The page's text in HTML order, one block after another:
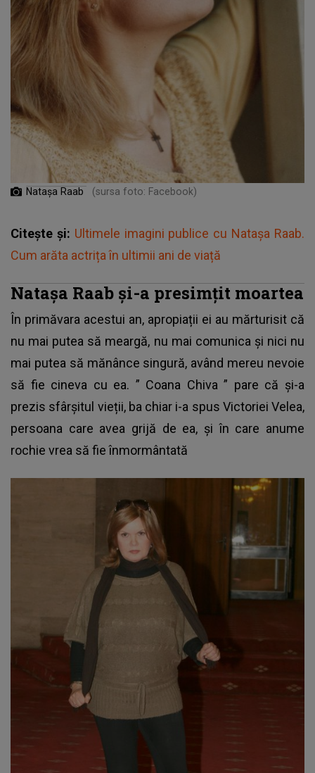
Natașa Raab (sursa foto: Facebook)
Citește și: Ultimele imagini publice cu Natașa Raab.
Cum arăta actrița în ultimii ani de viață
Natașa Raab și-a presimțit moartea
În primăvara acestui an, apropiații ei au mărturisit că
nu mai putea să meargă, nu mai comunica și nici nu
mai putea să mănânce singură, având mereu nevoie
să fie cineva cu ea. ” Coana Chiva ” pare că și-a
prezis sfârșitul vieții, ba chiar i-a spus Victoriei Velea,
persoana care avea grijă de ea, și în care anume
rochie vrea să fie înmormântată